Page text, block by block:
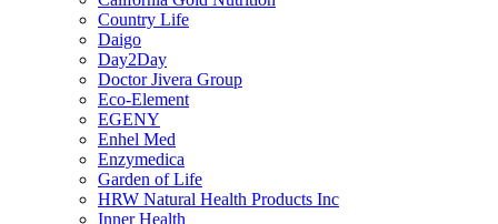
Country Life
Daigo
Day2Day
Doctor Jivera Group
Eco-Element
EGENY
Enhel Med
Enzymedica
Garden of Life
HRW Natural Health Products Inc
Inner Health